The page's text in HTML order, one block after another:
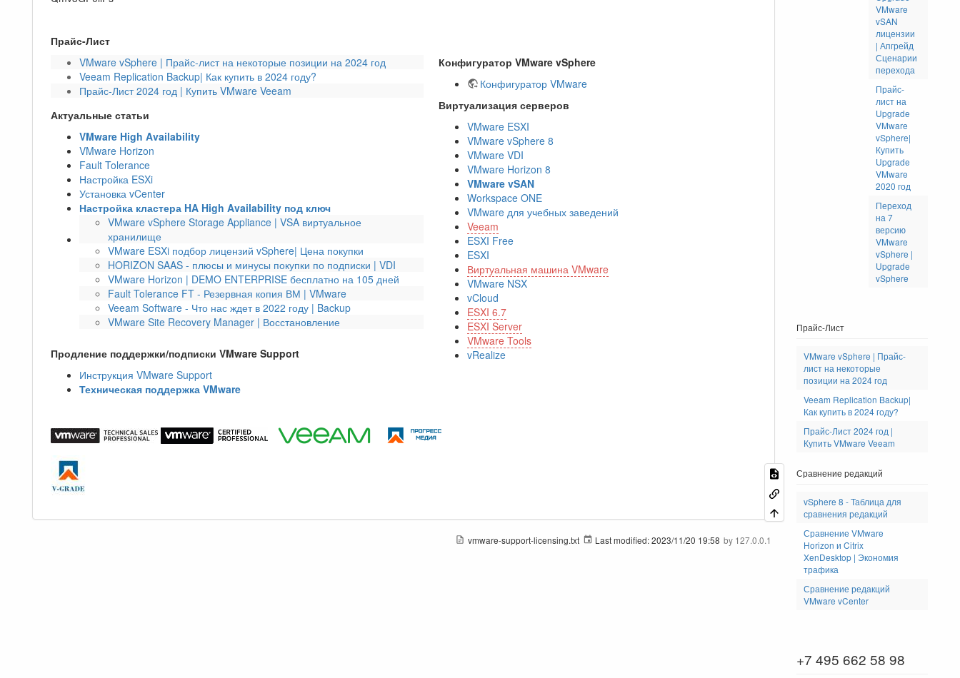
Конфигуратор VMware vSphere
Конфигуратор VMware
Виртуализация серверов
VMware ESXI
VMware vSphere 8
VMware VDI
VMware Horizon 8
VMware vSAN
Workspace ONE
VMware для учебных заведений
Veeam
ESXI Free
ESXI
Виртуальная машина VMware
VMware NSX
vCloud
ESXI 6.7
ESXI Server
VMware Tools
vRealize
Прайс-Лист
VMware vSphere | Прайс-лист на некоторые позиции на 2024 год
Veeam Replication Backup| Как купить в 2024 году?
Прайс-Лист 2024 год | Купить VMware Veeam
Актуальные статьи
VMware High Availability
VMware Horizon
Fault Tolerance
Настройка ESXi
Установка vCenter
Настройка кластера HA High Availability под ключ
VMware vSphere Storage Appliance | VSA виртуальное
хранилище
VMware ESXi подбор лицензий vSphere| Цена покупки
HORIZON SAAS - плюсы и минусы покупки по подписки | VDI
VMware Horizon | DEMO ENTERPRISE бесплатно на 105 дней
Fault Tolerance FT - Резервная копия ВМ | VMware
Veeam Software - Что нас ждет в 2022 году | Backup
VMware Site Recovery Manager | Восстановление
Продление поддержки/подписки VMware Support
Инструкция VMware Support
Техническая поддержка VMware
vmware-support-licensing.txt Last modified:2023/11/20 19:58 by 127.0.0.1
VMware
vSAN
лицензии
| Апгрейд
Сценарии
перехода
Прайс-
лист на
Upgrade
VMware
vSphere|
Купить
Upgrade
VMware
2020 год
Переход
на 7
версию
VMware
vSphere |
Upgrade
vSphere
Прайс-Лист
VMware vSphere | Прайс-
лист на некоторые
позиции на 2024 год
Veeam Replication Backup|
Как купить в 2024 году?
Прайс-Лист 2024 год |
Купить VMware Veeam
Сравнение редакций
vSphere 8 - Таблица для
сравнения редакций
Сравнение VMware
Horizon и Citrix
XenDesktop | Экономия
трафика
Сравнение редакций
VMware vCenter
+7 495 662 58 98